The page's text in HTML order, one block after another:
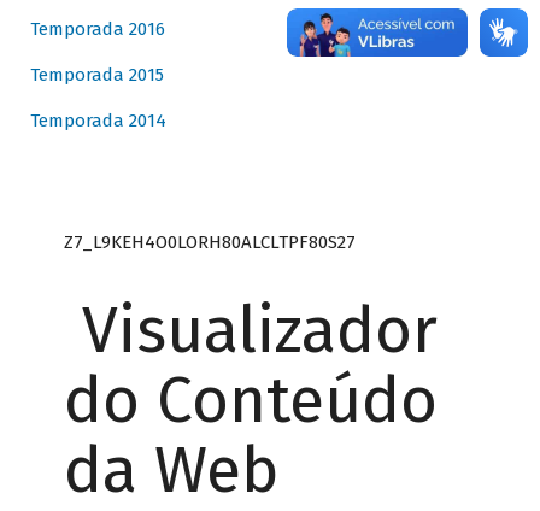
Temporada 2016
Temporada 2015
Temporada 2014
Z7_L9KEH4O0LORH80ALCLTPF80S27
Visualizador
do Conteúdo
da Web